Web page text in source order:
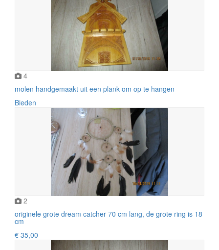
4
molen handgemaakt uit een plank om op te hangen
Bieden
2
originele grote dream catcher 70 cm lang, de grote ring is 18
cm
€ 35,00